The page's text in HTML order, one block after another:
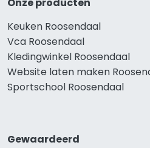
Onze producten
Keuken Roosendaal
Vca Roosendaal
Kledingwinkel Roosendaal
Website laten maken
Sportschool Roosendaal
Gewaardeerd